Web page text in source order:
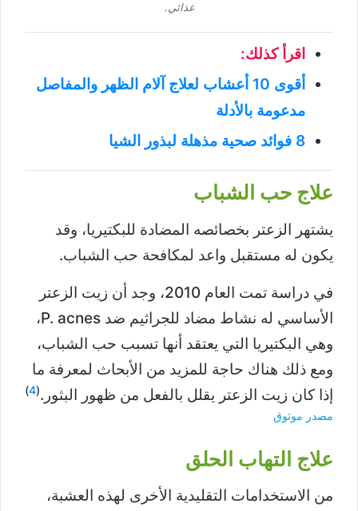
غذائي.
اقرأ كذلك:
أقوى 10 أعشاب لعلاج آلام الظهر والمفاصل
مدعومة بالأدلة
8 فوائد صحية مذهلة لبذور الشيا
علاج حب الشباب
يشتهر الزعتر بخصائصه المضادة للبكتيريا، وقد
يكون له مستقبل واعد لمكافحة حب الشباب.
في دراسة تمت العام 2010، وجد أن زيت الزعتر
الأساسي له نشاط مضاد للجراثيم ضد P. acnes،
وهي البكتيريا التي يعتقد أنها تسبب حب الشباب،
ومع ذلك هناك حاجة للمزيد من الأبحاث لمعرفة ما
إذا كان زيت الزعتر يقلل بالفعل من ظهور البثور.(
4
)
مصدر موثوق
علاج التهاب الحلق
من الاستخدامات التقليدية الأخرى لهذه العشبة،